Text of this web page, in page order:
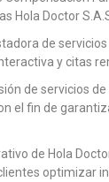
Doctor
de
y citas
de servicios
el fin de
de Hola
optimizar